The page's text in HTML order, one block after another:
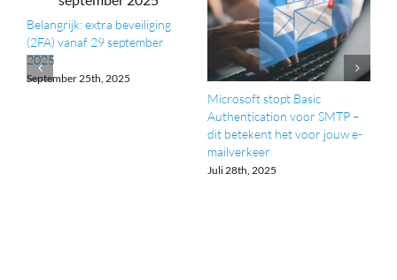
Belangrijk: extra beveiliging
(2FA) vanaf 29 september
2025
September 25th, 2025
Microsoft stopt Basic
Authentication voor SMTP –
dit betekent het voor jouw e-
mailverkeer
Juli 28th, 2025